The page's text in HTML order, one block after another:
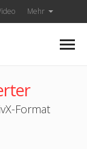
Mehr
Format